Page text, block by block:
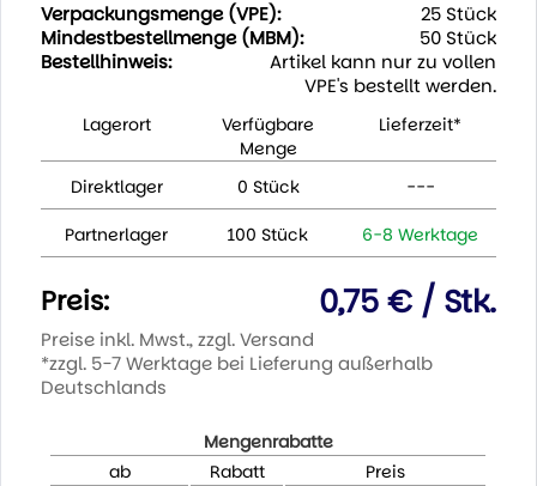
Verpackungsmenge (VPE):
25 Stück
Mindestbestellmenge (MBM):
50 Stück
Bestellhinweis:
Artikel kann nur zu vollen
VPE's bestellt werden.
Lagerort
Verfügbare
Menge
Lieferzeit*
Direktlager 0 Stück ---
Partnerlager 100 Stück 6-8 Werktage
Preis: 0,75 € / Stk.
Preise inkl. Mwst., zzgl. Versand
*zzgl. 5-7 Werktage bei Lieferung außerhalb
Deutschlands
Mengenrabatte
ab
Rabatt
Preis